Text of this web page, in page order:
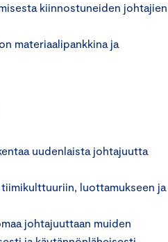
kiinnostuneiden johtajien
materiaalipankkina ja
uudenlaista johtajuutta
luottamukseen ja
johtajuuttaan muiden